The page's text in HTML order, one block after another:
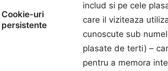
Cookie-uri
persistente
includ si pe cele
care il viziteaza
cunoscute sub
plasate de terti) –
pentru a memora